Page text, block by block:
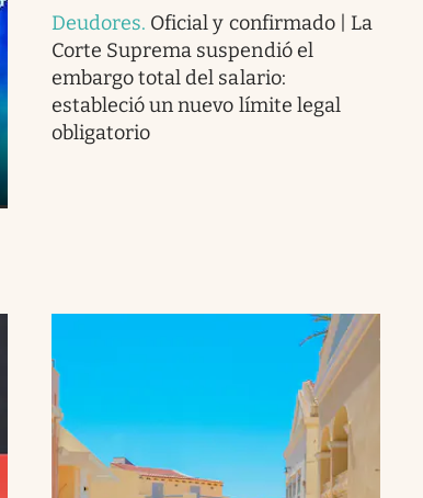
Deudores. Oficial y confirmado | La
Corte Suprema suspendió el
embargo total del salario:
estableció un nuevo límite legal
obligatorio